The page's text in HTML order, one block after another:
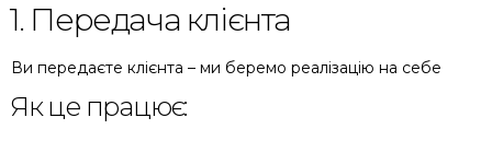
1. Передача клієнта
Ви передаєте клієнта – ми беремо реалізацію на себе
Як це працює: